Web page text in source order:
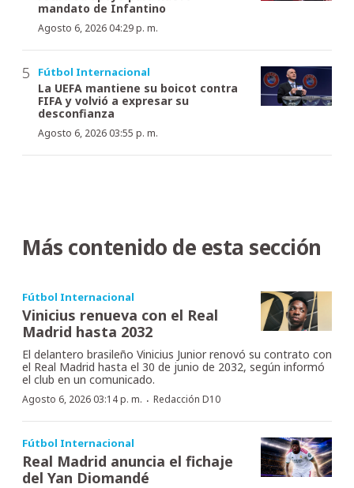
mandato de Infantino
Agosto 6, 2026 04:29 p. m.
Fútbol Internacional
La UEFA mantiene su boicot contra
FIFA y volvió a expresar su
desconfianza
Agosto 6, 2026 03:55 p. m.
Más contenido de esta sección
Fútbol Internacional
Vinicius renueva con el Real
Madrid hasta 2032
El delantero brasileño Vinicius Junior renovó su contrato con
el Real Madrid hasta el 30 de junio de 2032, según informó
el club en un comunicado.
Agosto 6, 2026 03:14 p. m. · Redacción D10
Fútbol Internacional
Real Madrid anuncia el fichaje
del Yan Diomandé